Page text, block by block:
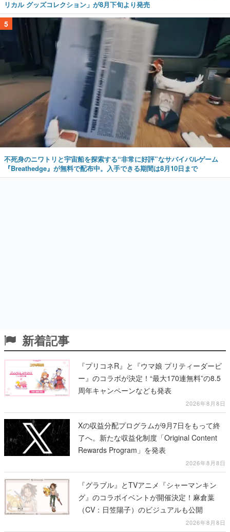
リカル グッズコレクション」が8月下旬より発売
5
不死身のニワトリと宇宙船を探索する“非常に好評”なサバイバルゲーム
『Breathedge』が無料で配布中。入手できる期間は8月10日まで
新着記事
『プリコネR』と『ウマ娘 プリティーダービ
ー』のコラボが決定！“最大170連無料”の8.5
周年キャンペーンなども発表
2026年8月8日
Xの収益分配プログラムが9月7日をもって終
了へ。新たな収益化制度「Original Content
Rewards Program」を発表
2026年8月8日
『グラブル』とTVアニメ『シャーマンキン
グ』のコラボイベントが開催決定！麻倉葉
（CV：日笠陽子）のビジュアルも公開
2026年8月8日